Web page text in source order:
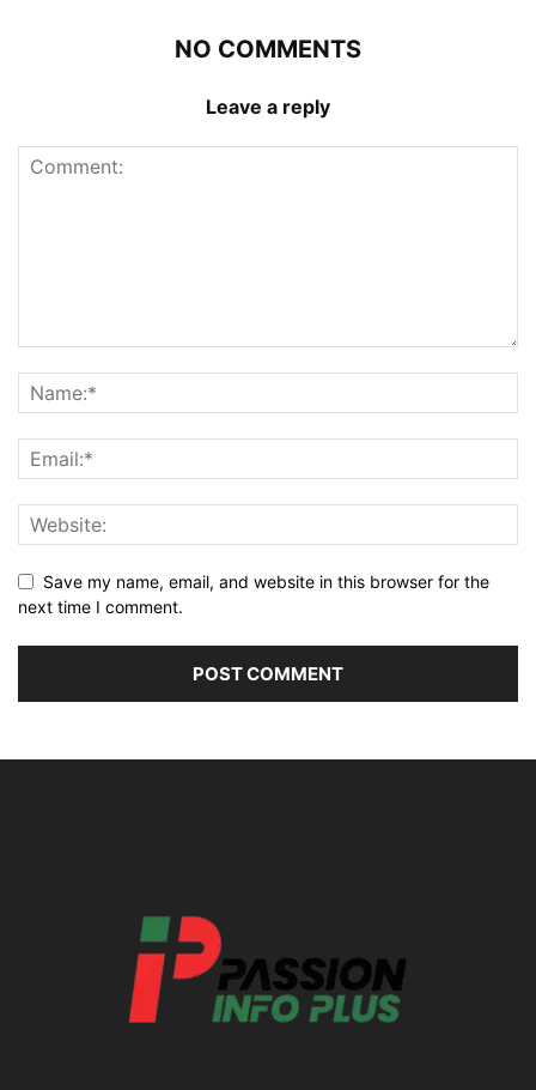
NO COMMENTS
Leave a reply
Save my name, email, and website in this browser for the
next time I comment.